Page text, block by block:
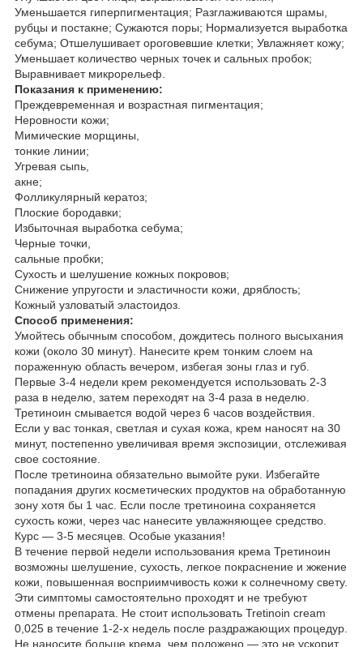
Уменьшается гиперпигментация; Разглаживаются шрамы,
рубцы и постакне; Сужаются поры; Нормализуется выработка
себума; Отшелушивает ороговевшие клетки; Увлажняет кожу;
Уменьшает количество черных точек и сальных пробок;
Выравнивает микрорельеф.
Показания к применению:
Преждевременная и возрастная пигментация;
Неровности кожи;
Мимические морщины,
тонкие линии;
Угревая сыпь,
акне;
Фолликулярный кератоз;
Плоские бородавки;
Избыточная выработка себума;
Черные точки,
сальные пробки;
Сухость и шелушение кожных покровов;
Снижение упругости и эластичности кожи, дряблость;
Кожный узловатый эластоидоз.
Способ применения:
Умойтесь обычным способом, дождитесь полного высыхания
кожи (около 30 минут). Нанесите крем тонким слоем на
пораженную область вечером, избегая зоны глаз и губ.
Первые 3-4 недели крем рекомендуется использовать 2-3
раза в неделю, затем переходят на 3-4 раза в неделю.
Третиноин смывается водой через 6 часов воздействия.
Если у вас тонкая, светлая и сухая кожа, крем наносят на 30
минут, постепенно увеличивая время экспозиции, отслеживая
свое состояние.
После третиноина обязательно вымойте руки. Избегайте
попадания других косметических продуктов на обработанную
зону хотя бы 1 час. Если после третиноина сохраняется
сухость кожи, через час нанесите увлажняющее средство.
Курс — 3-5 месяцев. Особые указания!
В течение первой недели использования крема Третиноин
возможны шелушение, сухость, легкое покраснение и жжение
кожи, повышенная восприимчивость кожи к солнечному свету.
Эти симптомы самостоятельно проходят и не требуют
отмены препарата. Не стоит использовать Tretinoin cream
0,025 в течение 1-2-х недель после раздражающих процедур.
Не наносите больше крема, чем положено — это не ускорит